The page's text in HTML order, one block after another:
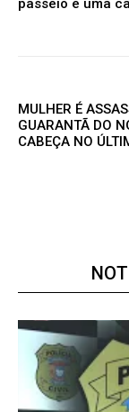
Acesso a
Notícias
passeio e uma
MULHER É
GUARANTÃ DO
CABEÇA NO